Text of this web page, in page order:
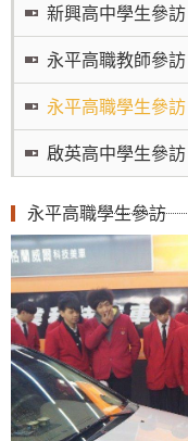
新興高中學生參訪
永平高職教師參訪
永平高職學生參訪
啟英高中學生參訪
永平高職學生參訪